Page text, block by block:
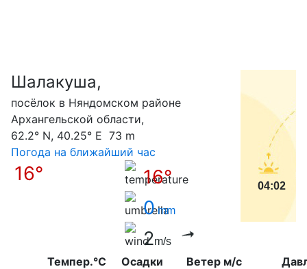
Шалакуша,
посёлок в Няндомском районе
Архангельской области,
62.2° N, 40.25° E 73 m
Погода на ближайший час
16°
16°
0mm
2m/s
04:02
Темпер.°C Осадки Ветер м/с